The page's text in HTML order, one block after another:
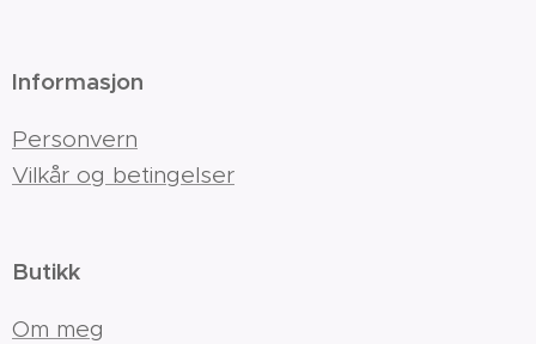
Informasjon
Personvern
Vilkår og betingelser
Butikk
Om meg